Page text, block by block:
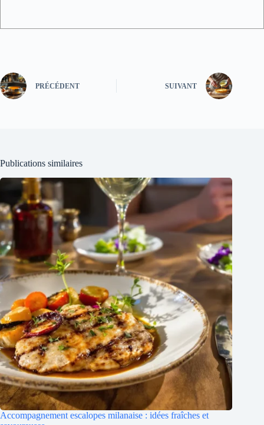
PRÉCÉDENT SUIVANT
Publications similaires
Accompagnement escalopes milanaise : idées fraîches et